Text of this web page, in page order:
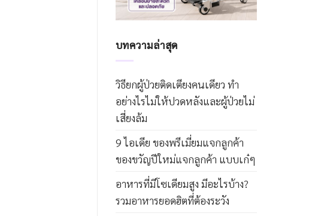
บทความล่าสุด
วิธียกผู้ป่วยติดเตียงคนเดียว ทำ
อย่างไรไม่ให้ปวดหลังและผู้ป่วยไม่
เสี่ยงล้ม
9 ไอเดีย ของพรีเมี่ยมแจกลูกค้า
ของขวัญปีใหม่แจกลูกค้า แบบเก๋ๆ
อาหารที่มีโซเดียมสูง มีอะไรบ้าง?
รวมอาหารยอดฮิตที่ต้องระวัง